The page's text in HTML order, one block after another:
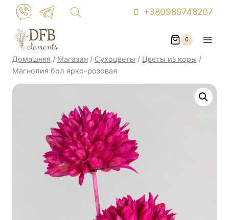
Перейти
контенту
+380989748207
0
Домашняя / Магазин / Сухоцветы / Цветы из коры /
Магнолия бол ярко-розовая